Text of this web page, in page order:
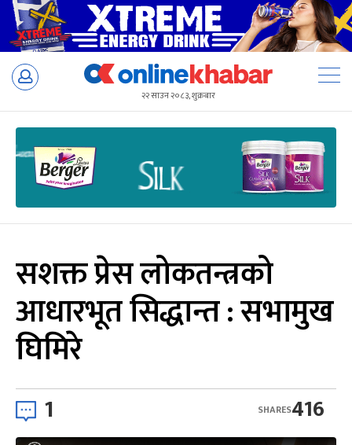
Skip
२२ साउन २०८३, शुक्रबार
सशक्त प्रेस लोकतन्त्रको
आधारभूत सिद्धान्त : सभामुख
घिमिरे
1 416
SHARES